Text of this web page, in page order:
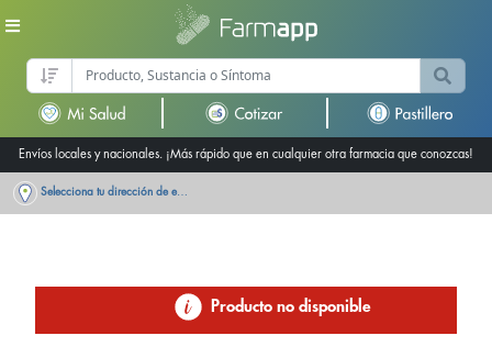
Envíos locales y nacionales. ¡Más rápido que en cualquier otra farmacia que conozcas!
Selecciona tu dirección de entrega
Producto no disponible